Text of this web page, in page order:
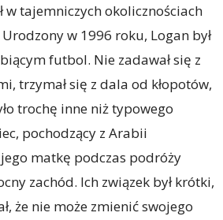
w tajemniczych okolicznościach
w 1996 roku, Logan był
futbol. Nie zadawał się z
trzymał się z dala od kłopotów,
trochę inne niż typowego
pochodzący z Arabii
matkę podczas podróży
zachód. Ich związek był krótki,
że nie może zmienić swojego